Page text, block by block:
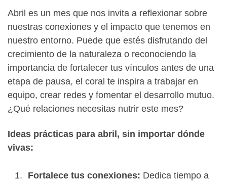
Abril es un mes que nos invita a reflexionar sobre
nuestras conexiones y el impacto que tenemos en
nuestro entorno. Puede que estés disfrutando del
crecimiento de la naturaleza o reconociendo la
importancia de fortalecer tus vínculos antes de una
etapa de pausa, el coral te inspira a trabajar en
equipo, crear redes y fomentar el desarrollo mutuo.
¿Qué relaciones necesitas nutrir este mes?
Ideas prácticas para abril, sin importar dónde
vivas:
Fortalece tus conexiones: Dedica tiempo a